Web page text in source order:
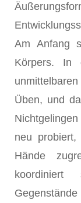
Am Anfang
Körpers. In
Üben, und
neu
Hände